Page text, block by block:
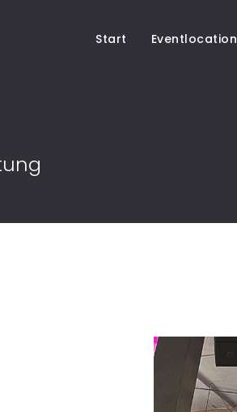
Start Eventlocation